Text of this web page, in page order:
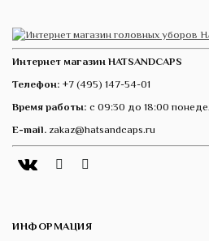
Интернет магазин HATSANDCAPS
Телефон: +7 (495) 147-54-01
Время работы: с 09:30 до 18:00
E-mail. zakaz@hatsandcaps.ru
Vk Telegram
ИНФОРМАЦИЯ